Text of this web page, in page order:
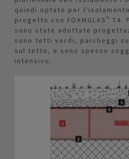
quindi optato per
progetto con FOAMGLAS®
sono state adottate
sono tetti verdi, parcheggi
sul tetto, e sono spesso
intensivo.